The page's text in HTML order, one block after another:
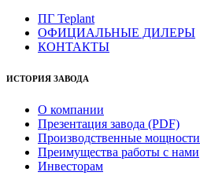
ПГ Teplant
ОФИЦИАЛЬНЫЕ ДИЛЕРЫ
КОНТАКТЫ
ИСТОРИЯ ЗАВОДА
О компании
Презентация завода (PDF)
Производственные мощности
Преимущества работы с нами
Инвесторам